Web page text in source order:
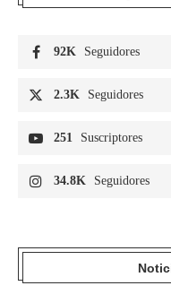
92K Seguidores
2.3K Seguidores
251 Suscriptores
34.8K Seguidores